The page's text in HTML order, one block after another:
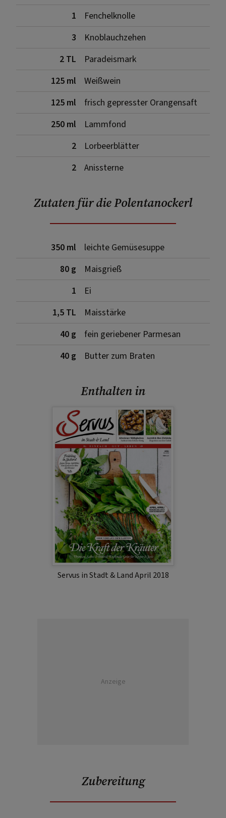
1
Fenchelknolle
3
Knoblauchzehen
2 TL
Paradeismark
125 ml
Weißwein
125 ml
frisch gepresster Orangensaft
250 ml
Lammfond
2
Lorbeerblätter
2
Anissterne
Zutaten für die Polentanockerl
350 ml
leichte Gemüsesuppe
80 g
Maisgrieß
1
Ei
1,5 TL
Maisstärke
40 g
fein geriebener Parmesan
40 g
Butter zum Braten
Enthalten in
Servus in Stadt & Land April 2018
Anzeige
Zubereitung